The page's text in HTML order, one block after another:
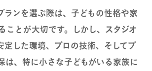
ランを選ぶ際は、子どもの性格や家
ことが大切です。しかし、スタジオ
定した環境、プロの技術、そしてプ
は、特に小さな子どもがいる家族に